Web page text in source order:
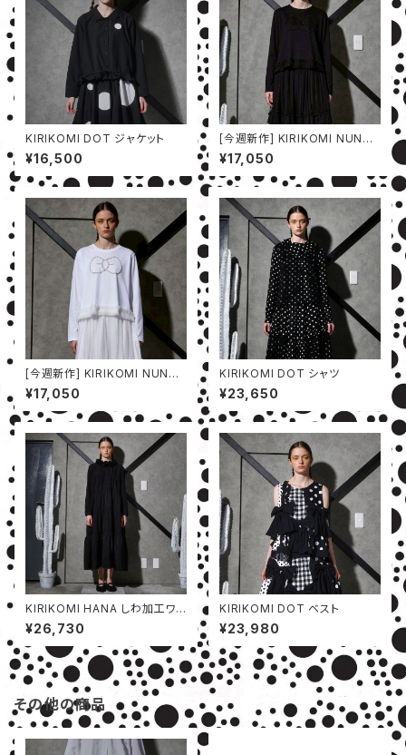
KIRIKOMI DOT ジャケット
¥16,500
[今週新作] KIRIKOMI NUNO
カットソー
¥17,050
[今週新作] KIRIKOMI NUNO
カットソー
¥17,050
KIRIKOMI DOT シャツ
¥23,650
KIRIKOMI HANA しわ加工ワン
ピース
¥26,730
KIRIKOMI DOT ベスト
¥23,980
その他の商品